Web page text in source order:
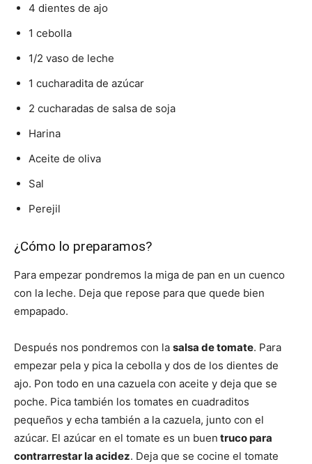
4 dientes de ajo
1 cebolla
1/2 vaso de leche
1 cucharadita de azúcar
2 cucharadas de salsa de soja
Harina
Aceite de oliva
Sal
Perejil
¿Cómo lo preparamos?
Para empezar pondremos la miga de pan en un cuenco
con la leche. Deja que repose para que quede bien
empapado.
Después nos pondremos con la salsa de tomate. Para
empezar pela y pica la cebolla y dos de los dientes de
ajo. Pon todo en una cazuela con aceite y deja que se
poche. Pica también los tomates en cuadraditos
pequeños y echa también a la cazuela, junto con el
azúcar. El azúcar en el tomate es un buen truco para
contrarrestar la acidez. Deja que se cocine el tomate